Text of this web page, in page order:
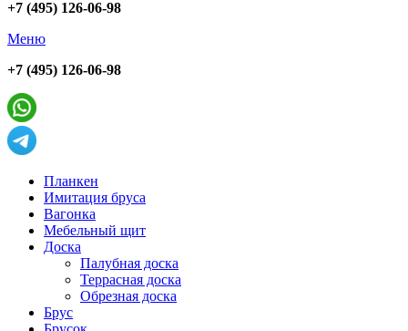
+7 (495) 126-06-98
Меню
+7 (495) 126-06-98
Планкен
Имитация бруса
Вагонка
Мебельный щит
Доска
Палубная доска
Террасная доска
Обрезная доска
Брус